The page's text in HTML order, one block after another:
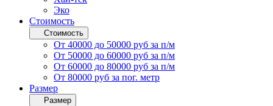
Эко
Стоимость
Стоимость
От 40000 до 50000 руб за п/м
От 50000 до 60000 руб за п/м
От 60000 до 80000 руб за п/м
От 80000 руб за пог. метр
Размер
Размер